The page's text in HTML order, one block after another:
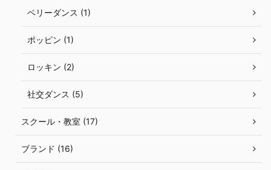
ベリーダンス (1)
ポッピン (1)
ロッキン (2)
社交ダンス (5)
スクール・教室 (17)
ブランド (16)